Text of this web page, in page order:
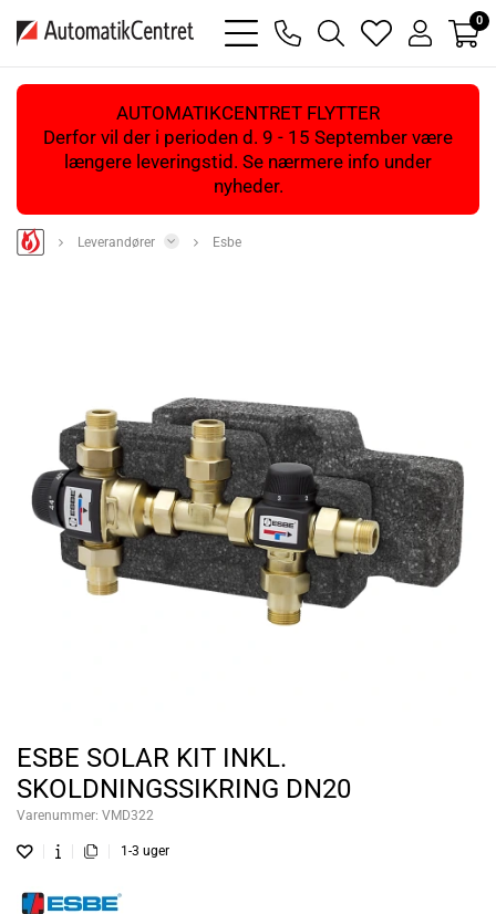
bars
light
phone
magnifying
glass
heart
light
user
light
0
AUTOMATIKCENTRET FLYTTER
Derfor vil der i perioden d. 9 - 15 September være
længere leveringstid. Se nærmere info under
nyheder.
Leverandører Esbe
ESBE SOLAR KIT INKL.
SKOLDNINGSSIKRING DN20
Varenummer: VMD322
1-3 uger